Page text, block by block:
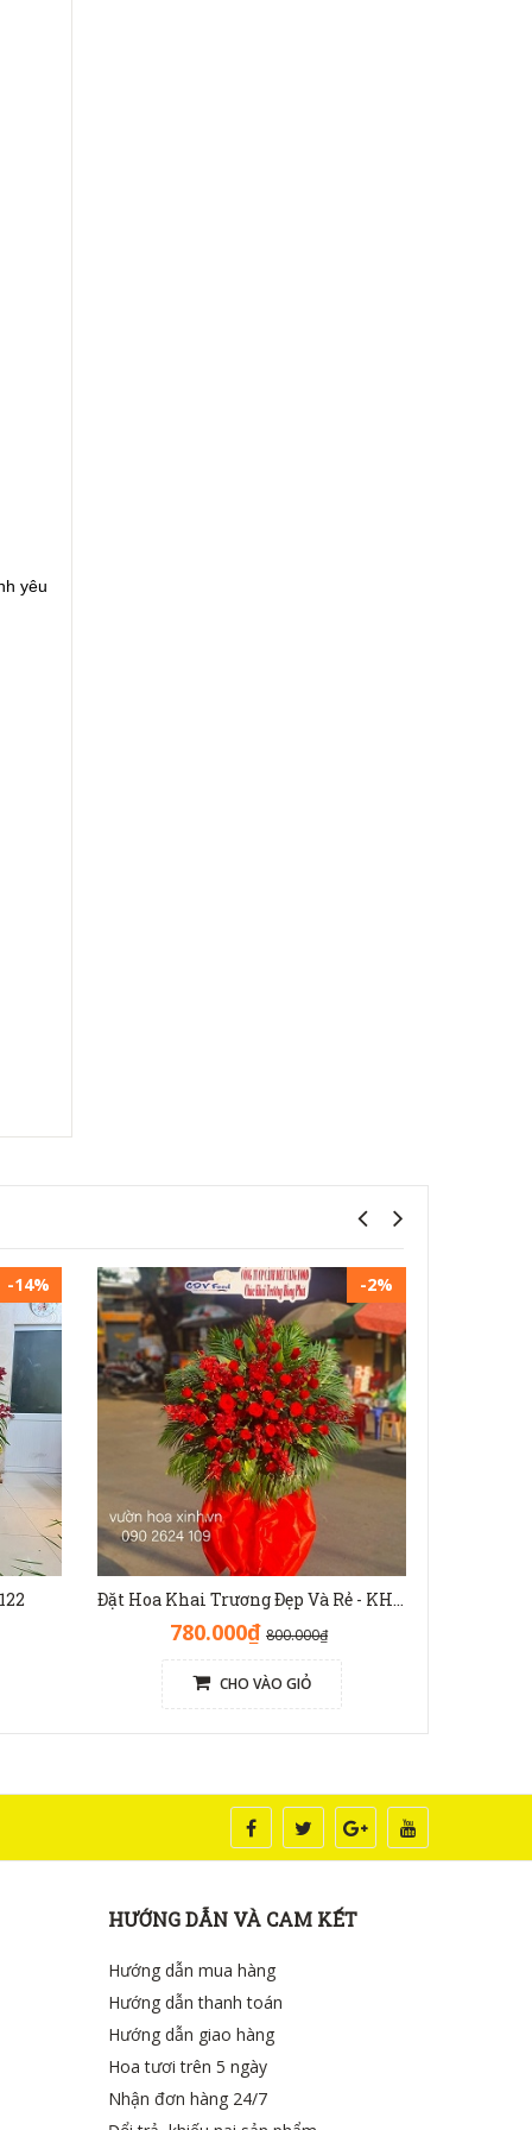
yêu
-14% -2%
Đặt Hoa Khai Trương Đẹp Và Rẻ - KH1138
780.000₫ 800.000₫
CHO VÀO GIỎ
HƯỚNG DẪN VÀ CAM KẾT
Hướng dẫn mua hàng
Hướng dẫn thanh toán
Hướng dẫn giao hàng
Hoa tươi trên 5 ngày
Nhận đơn hàng 24/7